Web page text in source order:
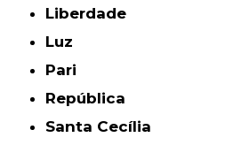
Liberdade
Luz
Pari
República
Santa Cecília